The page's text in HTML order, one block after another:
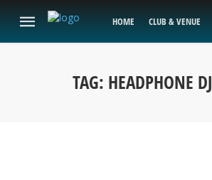
HOME CLUB & VENUE
TAG: HEADPHONE DJ